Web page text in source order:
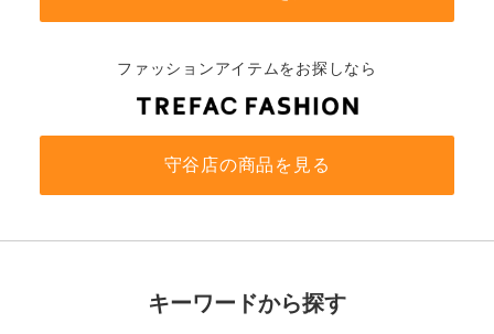
ファッションアイテムをお探しなら
守谷店の商品を見る
キーワードから探す